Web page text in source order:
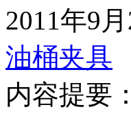
2011年9月
油桶夹具
内容提要：